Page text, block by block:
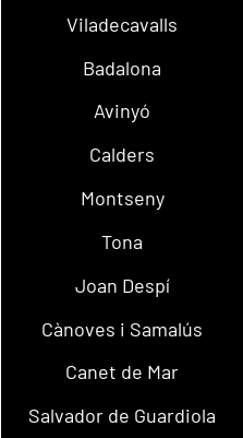
Viladecavalls
Badalona
Avinyó
Calders
Montseny
Tona
Joan Despí
Cànoves i Samalús
Canet de Mar
Salvador de Guardiola